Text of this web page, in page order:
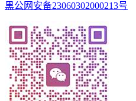
黑公网安备23060302000213号